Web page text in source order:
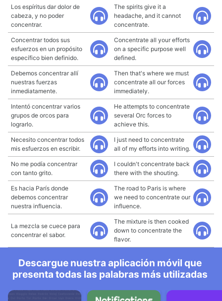
Los espíritus dar dolor de
cabeza, y no poder
concentrar.
The spirits give it a
headache, and it cannot
concentrate.
Concentrar todos sus
esfuerzos en un propósito
específico bien definido.
Concentrate all your efforts
on a specific purpose well
defined.
Debemos concentrar allí
nuestras fuerzas
inmediatamente.
Then that's where we must
concentrate all our forces
immediately.
Intentó concentrar varios
grupos de orcos para
lograrlo.
He attempts to concentrate
several Orc forces to
achieve this.
Necesito concentrar todos
mis esfuerzos en escribir.
I just need to concentrate
all of my efforts into writing.
No me podía concentrar
con tanto grito.
I couldn't concentrate back
there with the shouting.
Es hacia París donde
debemos concentrar
nuestra influencia.
The road to Paris is where
we need to concentrate our
influence.
La mezcla se cuece para
concentrar el sabor.
The mixture is then cooked
down to concentrate the
flavor.
Descargue nuestra aplicación móvil que
presenta todas las palabras más utilizadas